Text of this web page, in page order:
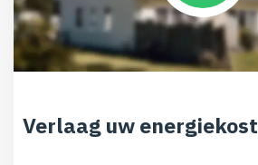
Verlaag uw energiekost